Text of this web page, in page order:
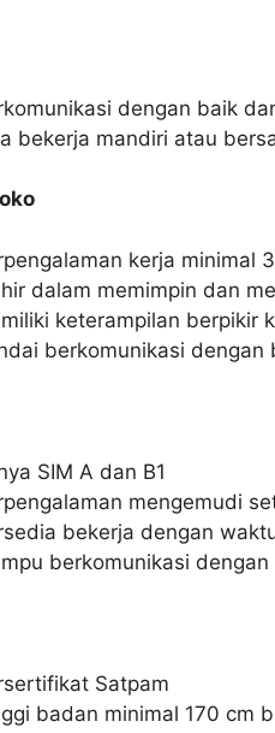
dengan baik
bekerja mandiri atau
kerja minimal
dalam memimpin dan
keterampilan berpikir
berkomunikasi dengan
SIM A dan B1
mengemudi
bekerja dengan
berkomunikasi dengan
Satpam
badan minimal 170 cm